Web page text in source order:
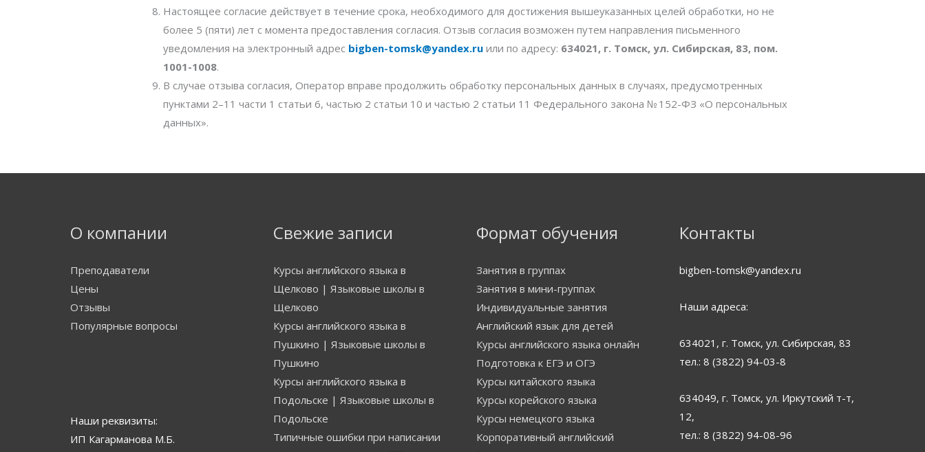
Настоящее согласие действует в течение срока, необходимого для достижения вышеуказанных целей обработки, но не
более 5 (пяти) лет с момента предоставления согласия. Отзыв согласия возможен путем направления письменного
уведомления на электронный адрес bigben-tomsk@yandex.ru или по адресу: 634021, г. Томск, ул. Сибирская, 83, пом.
1001-1008.
В случае отзыва согласия, Оператор вправе продолжить обработку персональных данных в случаях, предусмотренных
пунктами 2–11 части 1 статьи 6, частью 2 статьи 10 и частью 2 статьи 11 Федерального закона № 152-ФЗ «О персональных
данных».
О компании
Преподаватели
Цены
Отзывы
Популярные вопросы
Наши реквизиты:
ИП Кагарманова М.Б.
Свежие записи
Курсы английского языка в
Щелково | Языковые школы в
Щелково
Курсы английского языка в
Пушкино | Языковые школы в
Пушкино
Курсы английского языка в
Подольске | Языковые школы в
Подольске
Типичные ошибки при написании
Формат обучения
Занятия в группах
Занятия в мини-группах
Индивидуальные занятия
Английский язык для детей
Курсы английского языка онлайн
Подготовка к ЕГЭ и ОГЭ
Курсы китайского языка
Курсы корейского языка
Курсы немецкого языка
Корпоративный английский
Контакты
bigben-tomsk@yandex.ru
Наши адреса:
634021, г. Томск, ул. Сибирская, 83
тел.: 8 (3822) 94-03-8
634049, г. Томск, ул. Иркутский т-т,
12,
тел.: 8 (3822) 94-08-96
WhatsApp
ВКонтакте
Instagram